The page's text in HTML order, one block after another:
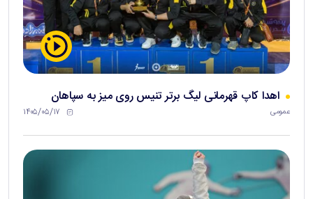
اهدا کاپ قهرمانی لیگ برتر تنیس روی میز به سپاهان
عمومی ۱۴۰۵/۰۵/۱۷